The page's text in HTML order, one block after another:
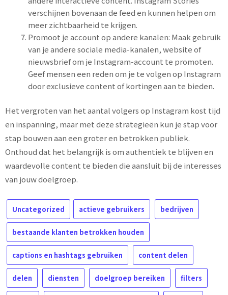
verschijnen bovenaan de feed en kunnen helpen om
meer zichtbaarheid te krijgen.
Promoot je account op andere kanalen: Maak gebruik
van je andere sociale media-kanalen, website of
nieuwsbrief om je Instagram-account te promoten.
Geef mensen een reden om je te volgen op Instagram
door exclusieve content of kortingen aan te bieden.
Het vergroten van het aantal volgers op Instagram kost tijd
en inspanning, maar met deze strategieën kun je stap voor
stap bouwen aan een groter en betrokken publiek.
Onthoud dat het belangrijk is om authentiek te blijven en
waardevolle content te bieden die aansluit bij de interesses
van jouw doelgroep.
Uncategorized actieve gebruikers bedrijven
bestaande klanten betrokken houden
captions en hashtags gebruiken content delen
delen diensten doelgroep bereiken filters